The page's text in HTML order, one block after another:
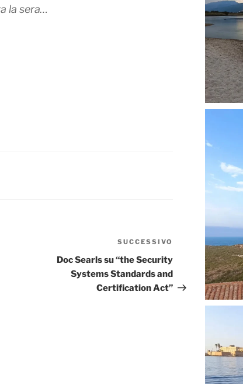
la sera…
Articolo
successivo
SUCCESSIVO
Doc Searls su “the Security
Systems Standards and
Certification Act”